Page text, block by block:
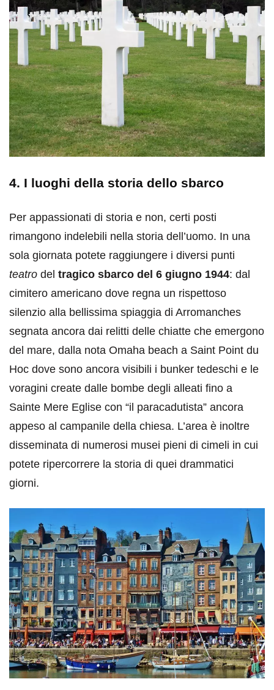
4. I luoghi della storia dello sbarco
Per appassionati di storia e non, certi posti
rimangono indelebili nella storia dell’uomo. In una
sola giornata potete raggiungere i diversi punti
teatro del tragico sbarco del 6 giugno 1944: dal
cimitero americano dove regna un rispettoso
silenzio alla bellissima spiaggia di Arromanches
segnata ancora dai relitti delle chiatte che emergono
del mare, dalla nota Omaha beach a Saint Point du
Hoc dove sono ancora visibili i bunker tedeschi e le
voragini create dalle bombe degli alleati fino a
Sainte Mere Eglise con “il paracadutista” ancora
appeso al campanile della chiesa. L’area è inoltre
disseminata di numerosi musei pieni di cimeli in cui
potete ripercorrere la storia di quei drammatici
giorni.